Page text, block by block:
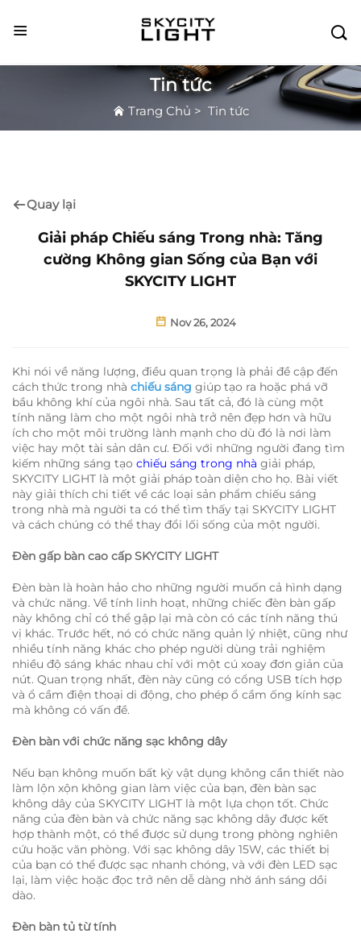

Tin tức
Trang Chủ > Tin tức
Quay lại
Giải pháp Chiếu sáng Trong nhà: Tăng
cường Không gian Sống của Bạn với
SKYCITY LIGHT
Nov 26, 2024
Khi nói về năng lượng, điều quan trọng là phải đề cập đến
cách thức trong nhà chiếu sáng giúp tạo ra hoặc phá vỡ
bầu không khí của ngôi nhà. Sau tất cả, đó là cùng một
tính năng làm cho một ngôi nhà trở nên đẹp hơn và hữu
ích cho một môi trường lành mạnh cho dù đó là nơi làm
việc hay một tài sản dân cư. Đối với những người đang tìm
kiếm những sáng tạo chiếu sáng trong nhà giải pháp,
SKYCITY LIGHT là một giải pháp toàn diện cho họ. Bài viết
này giải thích chi tiết về các loại sản phẩm chiếu sáng
trong nhà mà người ta có thể tìm thấy tại SKYCITY LIGHT
và cách chúng có thể thay đổi lối sống của một người.
Đèn gấp bàn cao cấp SKYCITY LIGHT
Đèn bàn là hoàn hảo cho những người muốn cả hình dạng
và chức năng. Về tính linh hoạt, những chiếc đèn bàn gấp
này không chỉ có thể gập lại mà còn có các tính năng thú
vị khác. Trước hết, nó có chức năng quản lý nhiệt, cũng như
nhiều tính năng khác cho phép người dùng trải nghiệm
nhiều độ sáng khác nhau chỉ với một cú xoay đơn giản của
nút. Quan trọng nhất, đèn này cũng có cổng USB tích hợp
và ổ cầm điện thoại di động, cho phép ổ cầm ống kính sạc
mà không có vấn đề.
Đèn bàn với chức năng sạc không dây
Nếu bạn không muốn bất kỳ vật dụng không cần thiết nào
làm lộn xộn không gian làm việc của bạn, đèn bàn sạc
không dây của SKYCITY LIGHT là một lựa chọn tốt. Chức
năng của đèn bàn và chức năng sạc không dây được kết
hợp thành một, có thể được sử dụng trong phòng nghiên
cứu hoặc văn phòng. Với sạc không dây 15W, các thiết bị
của bạn có thể được sạc nhanh chóng, và với đèn LED sạc
lại, làm việc hoặc đọc trở nên dễ dàng nhờ ánh sáng dồi
dào.
Đèn bàn tủ từ tính